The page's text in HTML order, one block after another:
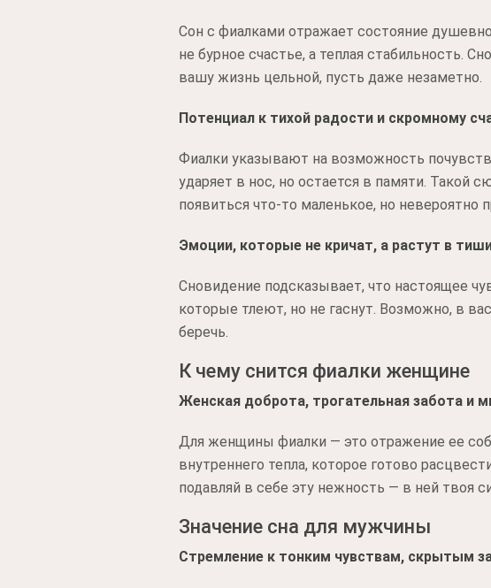
Сон с фиалками отражает состояние
не бурное счастье, а теплая стабильность.
вашу жизнь цельной, пусть даже незаметно.
Потенциал к тихой радости и скромному
Фиалки указывают на возможность
ударяет в нос, но остается в памяти.
появиться что-то маленькое, но невероятно
Эмоции, которые не кричат, а растут в
Сновидение подсказывает, что настоящее
которые тлеют, но не гаснут. Возможно, в
беречь.
К чему снится фиалки женщине
Женская доброта, трогательная забота и
Для женщины фиалки — это отражение ее
внутреннего тепла, которое готово
подавляй в себе эту нежность — в ней твоя
Значение сна для мужчины
Стремление к тонким чувствам, скрытым